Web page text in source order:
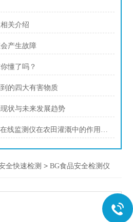
关介绍
产生故障
懂了吗？
的四大有害物质
状与未来发展趋势
K590-SMART多参数水质在线监测仪在农田灌溉中的作用和意义
全快速检测 >BG食品安全检测仪